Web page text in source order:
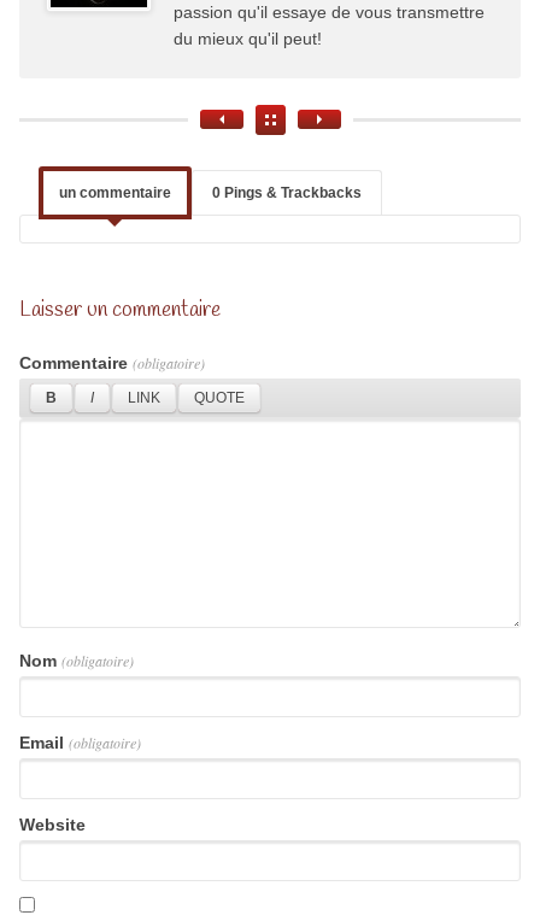
passion qu'il essaye de vous transmettre
du mieux qu'il peut!
un commentaire 0 Pings & Trackbacks
Laisser un commentaire
Commentaire (obligatoire)
Nom (obligatoire)
Email (obligatoire)
Website